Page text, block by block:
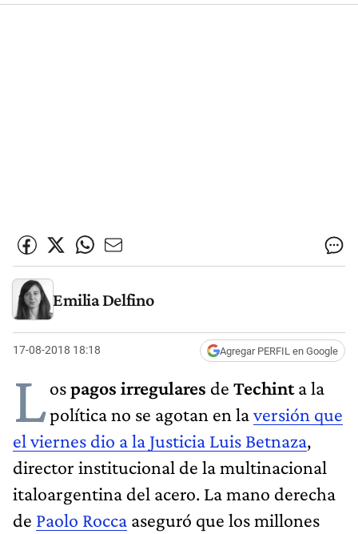
Emilia Delfino
17-08-2018 18:18 Agregar PERFIL en Google
Lospagos irregulares de Techinta la
política no se agotan en laversión que
el viernes dio a la Justicia Luis Betnaza,
director institucional de la multinacional
italoargentina del acero. La mano derecha
de Paolo Rocca aseguró que los millones